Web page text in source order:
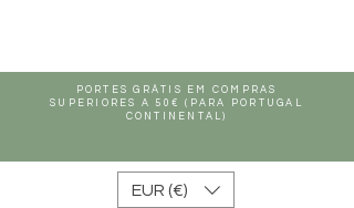
PORTES GRÁTIS EM COMPRAS
SUPERIORES A 50€ (PARA PORTUGAL
CONTINENTAL)
EUR (€)